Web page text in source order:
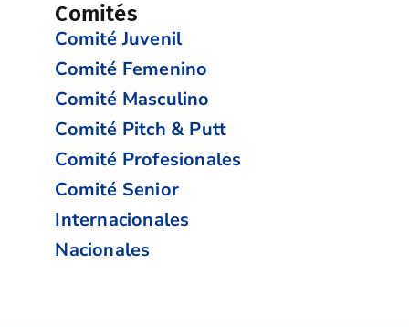
Comités
Comité Juvenil
Comité Femenino
Comité Masculino
Comité Pitch & Putt
Comité Profesionales
Comité Senior
Internacionales
Nacionales